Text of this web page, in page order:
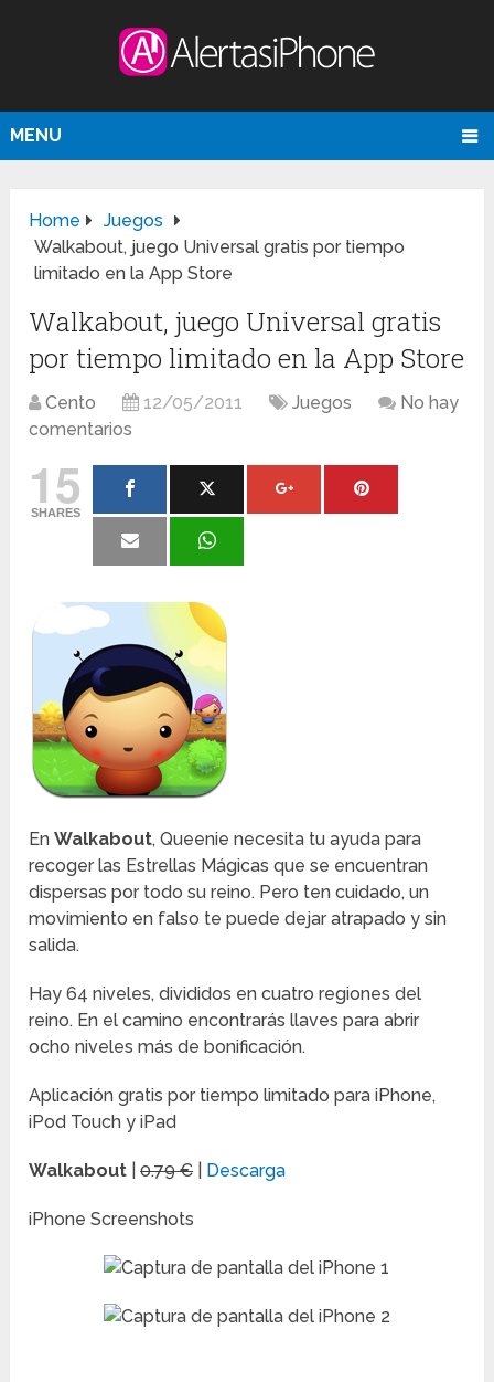
MENU
Home
Juegos
Walkabout, juego Universal gratis por tiempo
limitado en la App Store
Walkabout, juego Universal gratis
por tiempo limitado en la App Store
Cento 12/05/2011 Juegos
No hay
comentarios
15
SHARES
EnWalkabout, Queenie necesita tu ayuda para
recoger las Estrellas Mágicas que se encuentran
dispersas por todo su reino. Pero ten cuidado, un
movimiento en falso te puede dejar atrapado y sin
salida.
Hay 64 niveles, divididos en cuatro regiones del
reino. En el camino encontrarás llaves para abrir
ocho niveles más de bonificación.
Aplicación gratis por tiempo limitado para iPhone,
iPod Touch y iPad
Walkabout |0.79 € Descarga
iPhone Screenshots